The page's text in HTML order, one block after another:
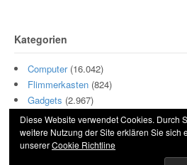
Kategorien
Computer(16.042)
Flimmerkasten (824)
Gadgets (2.967)
Hamburg(11)
Motor (511)
Szene(5.001)
Diese Website verwendet Cookies. Durch
weitere Nutzung der Site erklären Sie sich
unsererCookie Richtline